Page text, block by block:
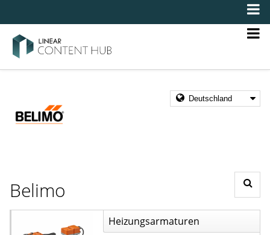
Belimo
Heizungsarmaturen